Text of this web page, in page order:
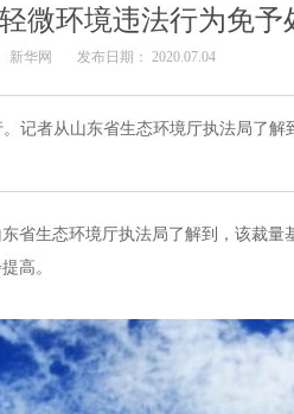
微环境违法行为免予
新华网 发布日期： 2020.07.04
记者从山东省生态环境厅执法局了
省生态环境厅执法局了解到，该裁量
高。